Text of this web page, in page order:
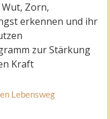
Zorn,
erkennen und ihr
zur Stärkung
Kraft
Lebensweg